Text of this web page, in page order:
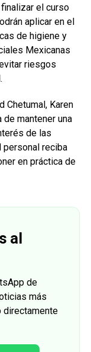
el curso
aplicar en el
de higiene y
Mexicanas
riesgos
Chetumal, Karen
mantener una
de las
personal reciba
en práctica de
al
de
más
directamente